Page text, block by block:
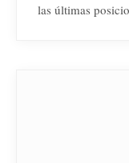
las últimas